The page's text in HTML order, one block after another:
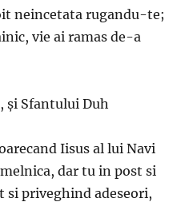
neincetata rugandu-te;
vie ai ramas de-a
şi Sfantului Duh
Iisus al lui Navi
dar tu in post si
priveghind adeseori,